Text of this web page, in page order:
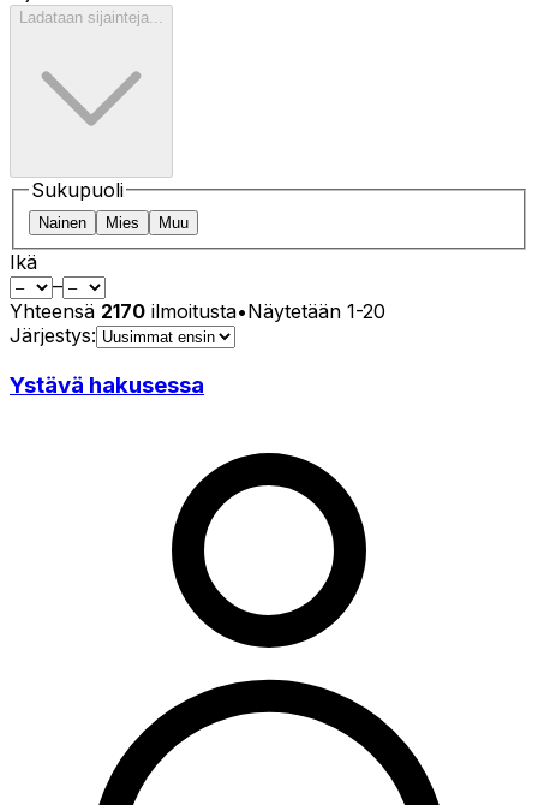
Ladataan sijainteja...
Sukupuoli
Nainen Mies Muu
Ikä
–
Yhteensä 2170 ilmoitusta•Näytetään 1-20
Järjestys:
Ystävä hakusessa